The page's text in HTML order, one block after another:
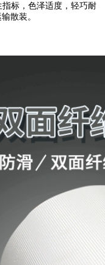
标，色泽适度，轻巧耐
散装。